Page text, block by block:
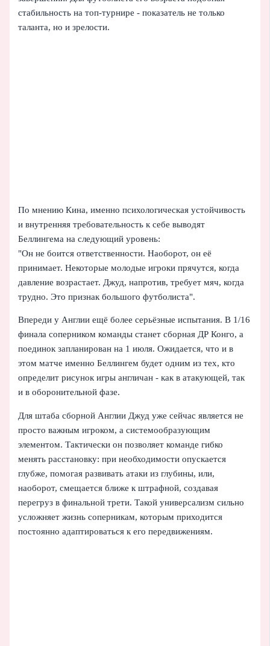
стабильность на топ-турнире - показатель не только
таланта, но и зрелости.
По мнению Кина, именно психологическая устойчивость
и внутренняя требовательность к себе выводят
Беллингема на следующий уровень:
"Он не боится ответственности. Наоборот, он её
принимает. Некоторые молодые игроки прячутся, когда
давление возрастает. Джуд, напротив, требует мяч, когда
трудно. Это признак большого футболиста".
Впереди у Англии ещё более серьёзные испытания. В 1/16
финала соперником команды станет сборная ДР Конго, а
поединок запланирован на 1 июля. Ожидается, что и в
этом матче именно Беллингем будет одним из тех, кто
определит рисунок игры англичан - как в атакующей, так
и в оборонительной фазе.
Для штаба сборной Англии Джуд уже сейчас является не
просто важным игроком, а системообразующим
элементом. Тактически он позволяет команде гибко
менять расстановку: при необходимости опускается
глубже, помогая развивать атаки из глубины, или,
наоборот, смещается ближе к штрафной, создавая
перегруз в финальной трети. Такой универсализм сильно
усложняет жизнь соперникам, которым приходится
постоянно адаптироваться к его передвижениям.